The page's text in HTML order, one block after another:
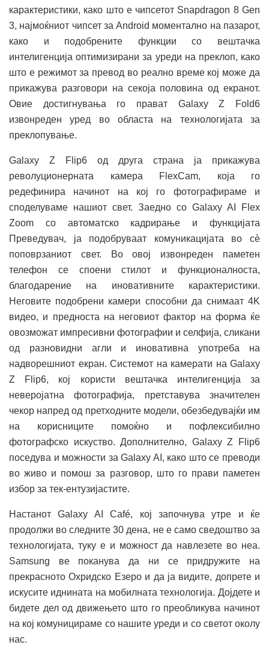
карактеристики, како што е чипсетот Snapdragon 8 Gen
3, најмоќниот чипсет за Android моментално на пазарот,
како и подобрените функции со вештачка
интелигенција оптимизирани за уреди на преклоп, како
што е режимот за превод во реално време кој може да
прикажува разговори на секоја половина од екранот.
Овие достигнувања го прават Galaxy Z Fold6
извонреден уред во областа на технологијата за
преклопување.
Galaxy Z Flip6 од друга страна ја прикажува
револуционерната камера FlexCam, која го
редефинира начинот на кој го фотографираме и
споделуваме нашиот свет. Заедно со Galaxy AI Flex
Zoom со автоматско кадрирање и функцијата
Преведувач, ја подобруваат комуникацијата во сè
поповрзаниот свет. Во овој извонреден паметен
телефон се споени стилот и функционалноста,
благодарение на иновативните карактеристики.
Неговите подобрени камери способни да снимаат 4K
видео, и предноста на неговиот фактор на форма ќе
овозможат импресивни фотографии и селфија, сликани
од разновидни агли и иновативна употреба на
надворешниот екран. Системот на камерати на Galaxy
Z Flip6, кој користи вештачка интелигенција за
неверојатна фотографија, претставува значителен
чекор напред од претходните модели, обезбедувајќи им
на корисниците помоќно и пофлексибилно
фотографско искуство. Дополнително, Galaxy Z Flip6
поседува и можности за Galaxy AI, како што се преводи
во живо и помош за разговор, што го прави паметен
избор за тек-ентузијастите.
Настанот Galaxy AI Café, кој започнува утре и ќе
продолжи во следните 30 дена, не е само сведоштво за
технологијата, туку е и можност да навлезете во неа.
Samsung ве поканува да ни се придружите на
прекрасното Охридско Езеро и да ја видите, допрете и
искусите иднината на мобилната технологија. Дојдете и
бидете дел од движењето што го преобликува начинот
на кој комуницираме со нашите уреди и со светот околу
нас.